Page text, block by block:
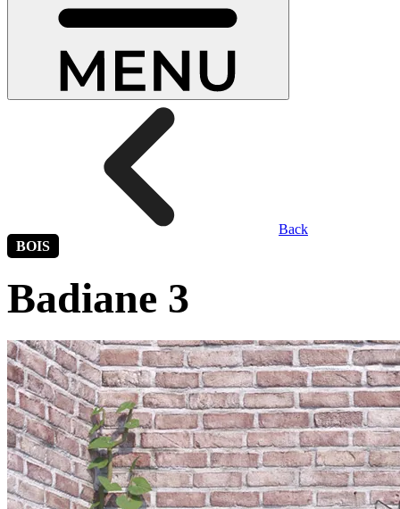
Back
BOIS
Badiane 3